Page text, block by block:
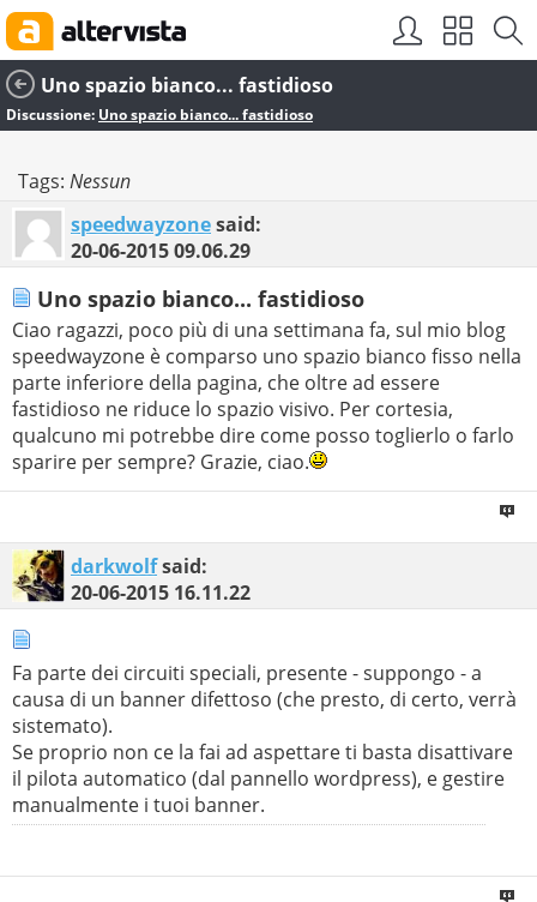
Uno spazio bianco... fastidioso
Discussione: Uno spazio bianco... fastidioso
Tags: Nessun
speedwayzonesaid:
20-06-201509.06.29
Uno spazio bianco... fastidioso
Ciao ragazzi, poco più di una settimana fa, sul mio blog
speedwayzone è comparso uno spazio bianco fisso nella
parte inferiore della pagina, che oltre ad essere
fastidioso ne riduce lo spazio visivo. Per cortesia,
qualcuno mi potrebbe dire come posso toglierlo o farlo
sparire per sempre? Grazie, ciao.
darkwolfsaid:
20-06-2015 16.11.22
Fa parte dei circuiti speciali, presente - suppongo - a
causa di un banner difettoso (che presto, di certo, verrà
sistemato).
Se proprio non ce la fai ad aspettare ti basta disattivare
il pilota automatico (dal pannello wordpress), e gestire
manualmente i tuoi banner.